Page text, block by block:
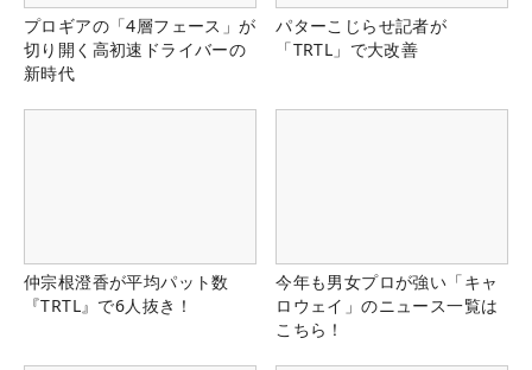
プロギアの「4層フェース」が
切り開く高初速ドライバーの
新時代
パターこじらせ記者が
「TRTL」で大改善
仲宗根澄香が平均パット数
『TRTL』で6人抜き！
今年も男女プロが強い「キャ
ロウェイ」のニュース一覧は
こちら！